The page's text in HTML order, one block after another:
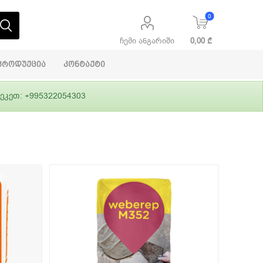
ჩემი ანგარიში
0
0,00 ₾
ფასადები
გრუნტები,
ჰიდროიზოლაცია
ლითონი
სამშენებლო
დანადგარები
კონტაქტი
+995322054303